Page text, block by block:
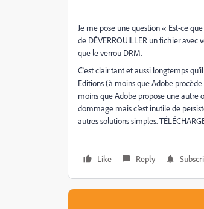
Je me pose une question « Est-ce
de DÉVERROUILLER un fichier avec
que le verrou DRM.
C’est clair tant et aussi longtemps
Editions (à moins que Adobe
moins que Adobe propose une autre
dommage mais c’est inutile de
autres solutions simples.
Like Reply